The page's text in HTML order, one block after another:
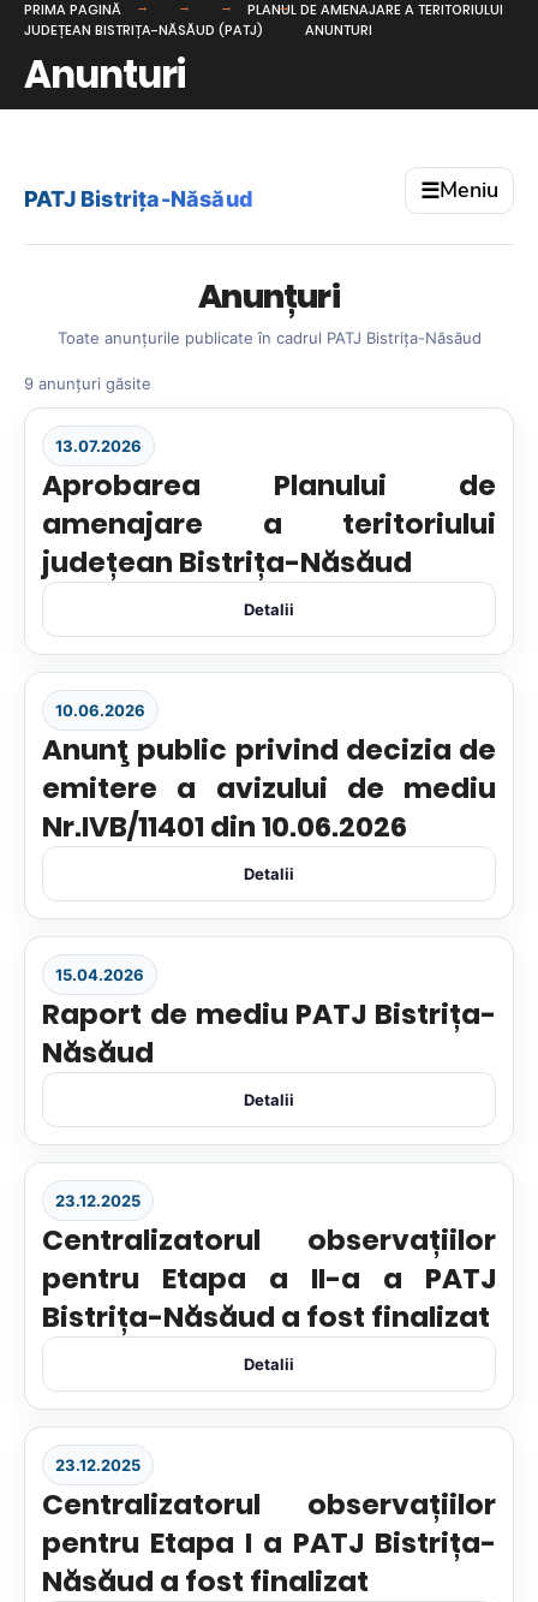
PRIMA PAGINĂ
PLANUL DE AMENAJARE A TERITORIULUI
JUDEȚEAN BISTRIȚA-NĂSĂUD (PATJ)
ANUNTURI
Anunturi
PATJ Bistrița-Năsăud ☰Meniu
Anunțuri
Toate anunțurile publicate în cadrul PATJ Bistrița-Năsăud
9 anunțuri găsite
13.07.2026
Aprobarea Planului de
amenajare a teritoriului
județean Bistrița-Năsăud
Detalii
10.06.2026
Anunţ public privind decizia de
emitere a avizului de mediu
Nr.IVB/11401 din 10.06.2026
Detalii
15.04.2026
Raport de mediu PATJ Bistrița-
Năsăud
Detalii
23.12.2025
Centralizatorul observațiilor
pentru Etapa a II-a a PATJ
Bistrița-Năsăud a fost finalizat
Detalii
23.12.2025
Centralizatorul observațiilor
pentru Etapa I a PATJ Bistrița-
Năsăud a fost finalizat